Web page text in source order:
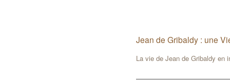
Jean de Gribaldy : une
La vie de Jean de Gribaldy en